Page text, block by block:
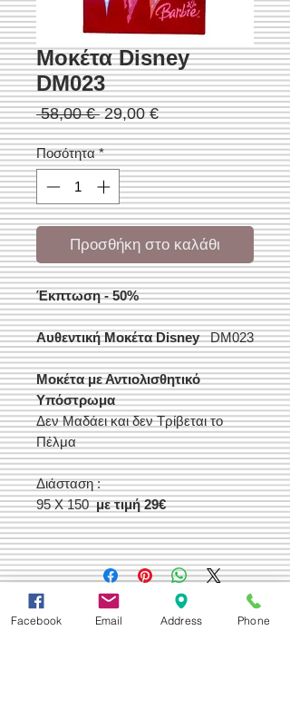
Μοκέτα Disney
DM023
58,00 € Κανονική
τιμή
29,00 €Τιμή
Έκπτωσης
Ποσότητα *
Προσθήκη στο καλάθι
Έκπτωση - 50%
Αυθεντική Μοκέτα DisneyDM023
Μοκέτα με Αντιολισθητικό
Υπόστρωμα
Δεν Μαδάει και δεν Τρίβεται το
Πέλμα
Διάσταση :
95 X 150με τιμή 29€
Δεχόμαστε
Facebook Email Address Phone